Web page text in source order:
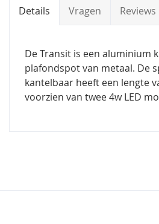
Details Vragen Reviews
De Transit is een aluminium
plafondspot van metaal. De
kantelbaar heeft een lengte
voorzien van twee 4w LED